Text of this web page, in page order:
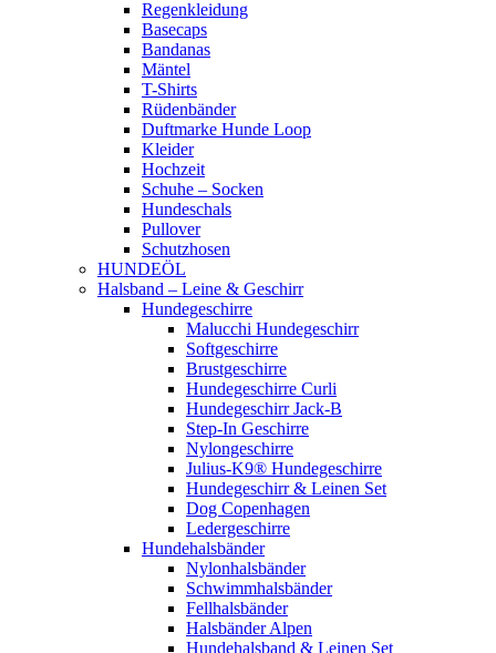
Regenkleidung
Basecaps
Bandanas
Mäntel
T-Shirts
Rüdenbänder
Duftmarke Hunde Loop
Kleider
Hochzeit
Schuhe – Socken
Hundeschals
Pullover
Schutzhosen
HUNDEÖL
Halsband – Leine & Geschirr
Hundegeschirre
Malucchi Hundegeschirr
Softgeschirre
Brustgeschirre
Hundegeschirre Curli
Hundegeschirr Jack-B
Step-In Geschirre
Nylongeschirre
Julius-K9® Hundegeschirre
Hundegeschirr & Leinen Set
Dog Copenhagen
Ledergeschirre
Hundehalsbänder
Nylonhalsbänder
Schwimmhalsbänder
Fellhalsbänder
Halsbänder Alpen
Hundehalsband & Leinen Set